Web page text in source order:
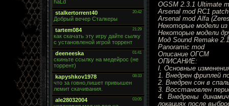
OGSM 2.3.1 Ultimate
Arsenal mod RC1
Arsenal mod Alfa
Некоторые модели из
Некоторые модели
Мод Sound Remake 2.1
Panoramic mod
Описание ОГСМ
ОПИСАНИЕ:
I. Основные
1. Внедрен фриплей
2. Внедрен сон в
3. Восстановлен
4. Внедрены
локациях после